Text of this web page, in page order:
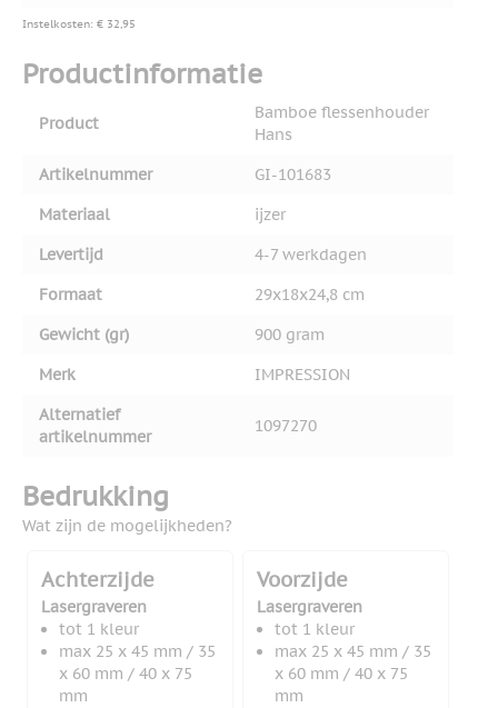
Instelkosten: € 32,95
Productinformatie
Product
Bamboe flessenhouder
Hans
Artikelnummer
GI-101683
Materiaal
ijzer
Levertijd
4-7 werkdagen
Formaat
29x18x24,8 cm
Gewicht (gr)
900 gram
Merk
IMPRESSION
Alternatief
artikelnummer
1097270
Bedrukking
Wat zijn de mogelijkheden?
Achterzijde
Lasergraveren
tot 1 kleur
max 25 x 45 mm / 35
x 60 mm / 40 x 75
mm
Voorzijde
Lasergraveren
tot 1 kleur
max 25 x 45 mm / 35
x 60 mm / 40 x 75
mm